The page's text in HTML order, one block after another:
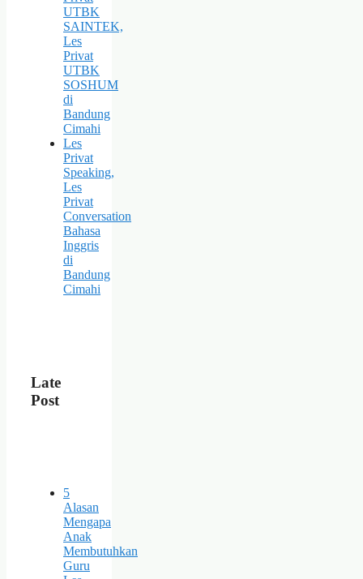
UTBK
SAINTEK,
Les
Privat
UTBK
SOSHUM
di
Bandung
Cimahi
Les
Privat
Speaking,
Les
Privat
Conversation
Bahasa
Inggris
di
Bandung
Cimahi
Late
Post
5
Alasan
Mengapa
Anak
Membutuhkan
Guru